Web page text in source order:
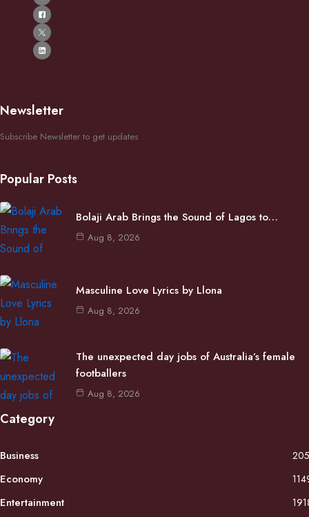
Newsletter
Subscribe Newsletter to get updates
Popular Posts
Bolaji Arab Brings the Sound of Lagos to…
Aug 8, 2026
Masculine Love Lyrics by Llona
Aug 8, 2026
The unexpected day jobs of Australia’s female
footballers
Aug 8, 2026
Category
Business
Economy
Entertainment